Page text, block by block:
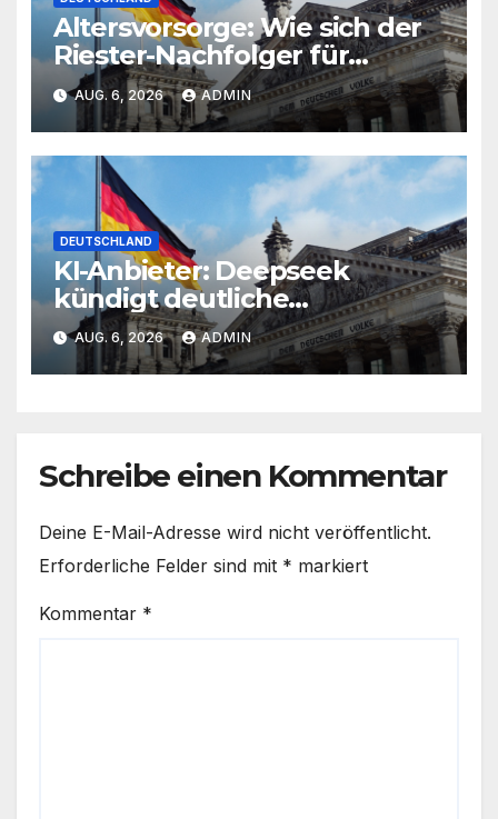
Altersvorsorge: Wie sich der
Riester-Nachfolger für
Gutverdiener lohnen kann
AUG. 6, 2026 ADMIN
DEUTSCHLAND
KI-Anbieter: Deepseek
kündigt deutliche
Preiserhöhung an
AUG. 6, 2026 ADMIN
Schreibe einen Kommentar
Deine E-Mail-Adresse wird nicht veröffentlicht.
Erforderliche Felder sind mit * markiert
Kommentar *